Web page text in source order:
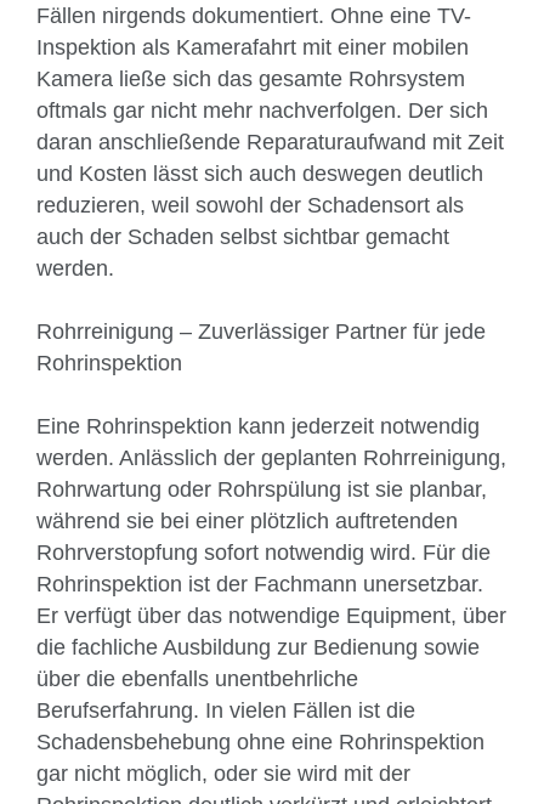
Fällen nirgends dokumentiert. Ohne eine TV-
Inspektion als Kamerafahrt mit einer mobilen
Kamera ließe sich das gesamte Rohrsystem
oftmals gar nicht mehr nachverfolgen. Der sich
daran anschließende Reparaturaufwand mit Zeit
und Kosten lässt sich auch deswegen deutlich
reduzieren, weil sowohl der Schadensort als
auch der Schaden selbst sichtbar gemacht
werden.
Rohrreinigung – Zuverlässiger Partner für jede
Rohrinspektion
Eine Rohrinspektion kann jederzeit notwendig
werden. Anlässlich der geplanten Rohrreinigung,
Rohrwartung oder Rohrspülung ist sie planbar,
während sie bei einer plötzlich auftretenden
Rohrverstopfung sofort notwendig wird. Für die
Rohrinspektion ist der Fachmann unersetzbar.
Er verfügt über das notwendige Equipment, über
die fachliche Ausbildung zur Bedienung sowie
über die ebenfalls unentbehrliche
Berufserfahrung. In vielen Fällen ist die
Schadensbehebung ohne eine Rohrinspektion
gar nicht möglich, oder sie wird mit der